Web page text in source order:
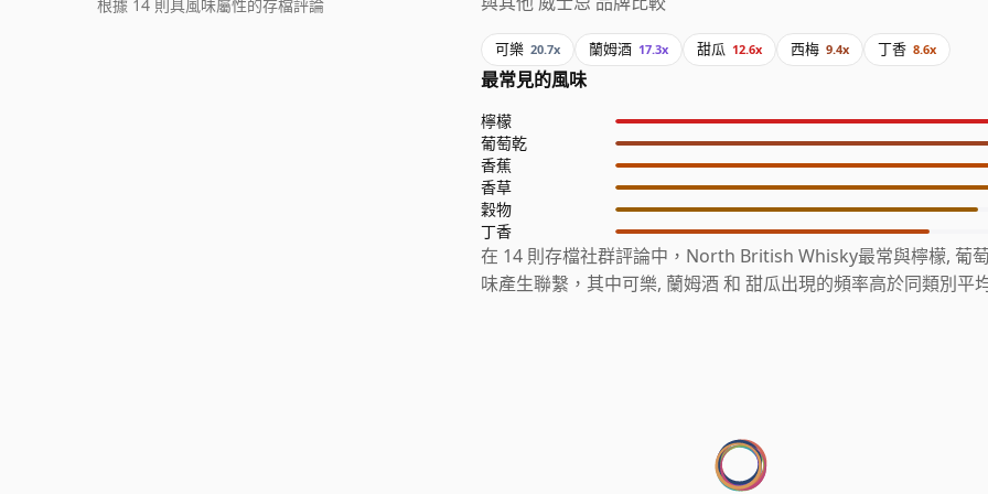
根據 14 則具風味屬性的存檔評論
可樂 20.7x 蘭姆酒 17.3x 甜瓜 12.6x 西梅 9.4x 丁香 8.6x
最常見的風味
檸檬
葡萄乾
香蕉
香草
穀物
丁香
在 14 則存檔社群評論中，North British Whisky最常與檸檬, 葡
味產生聯繫，其中可樂, 蘭姆酒 和 甜瓜出現的頻率高於同類別平